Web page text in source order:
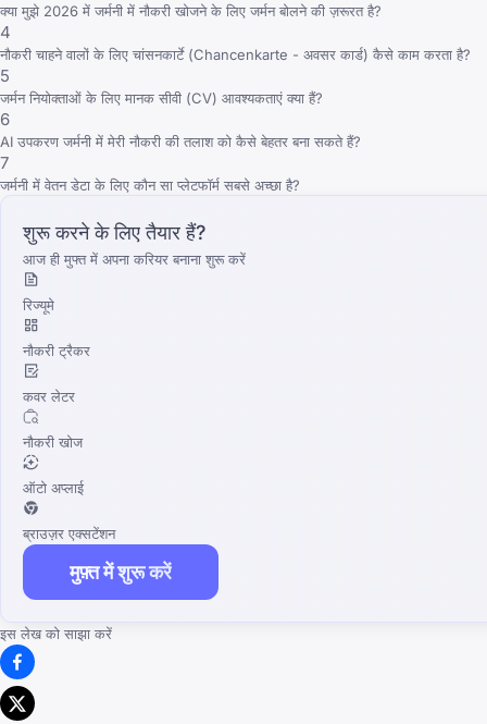
क्या मुझे 2026 में जर्मनी में नौकरी खोजने के लिए जर्मन बोलने की ज़रूरत है?
4
नौकरी चाहने वालों के लिए चांसनकार्टे (Chancenkarte - अवसर कार्ड) कैसे काम करता है?
5
जर्मन नियोक्ताओं के लिए मानक सीवी (CV) आवश्यकताएं क्या हैं?
6
AI उपकरण जर्मनी में मेरी नौकरी की तलाश को कैसे बेहतर बना सकते हैं?
7
जर्मनी में वेतन डेटा के लिए कौन सा प्लेटफॉर्म सबसे अच्छा है?
शुरू करने के लिए तैयार हैं?
आज ही मुफ्त में अपना करियर बनाना शुरू करें
रिज्यूमे
नौकरी ट्रैकर
कवर लेटर
नौकरी खोज
ऑटो अप्लाई
ब्राउज़र एक्सटेंशन
मुफ़्त में शुरू करें
इस लेख को साझा करें